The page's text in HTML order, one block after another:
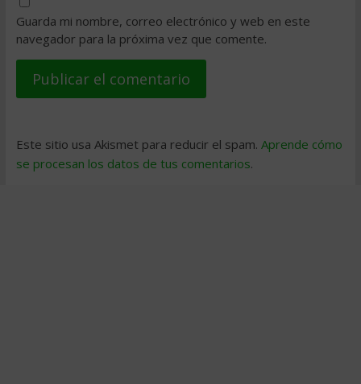
Guarda mi nombre, correo electrónico y web en este
navegador para la próxima vez que comente.
Este sitio usa Akismet para reducir el spam. Aprende cómo
se procesan los datos de tus comentarios.